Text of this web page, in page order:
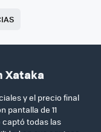
Xataka
y el precio final
pantalla de 11
captó todas las